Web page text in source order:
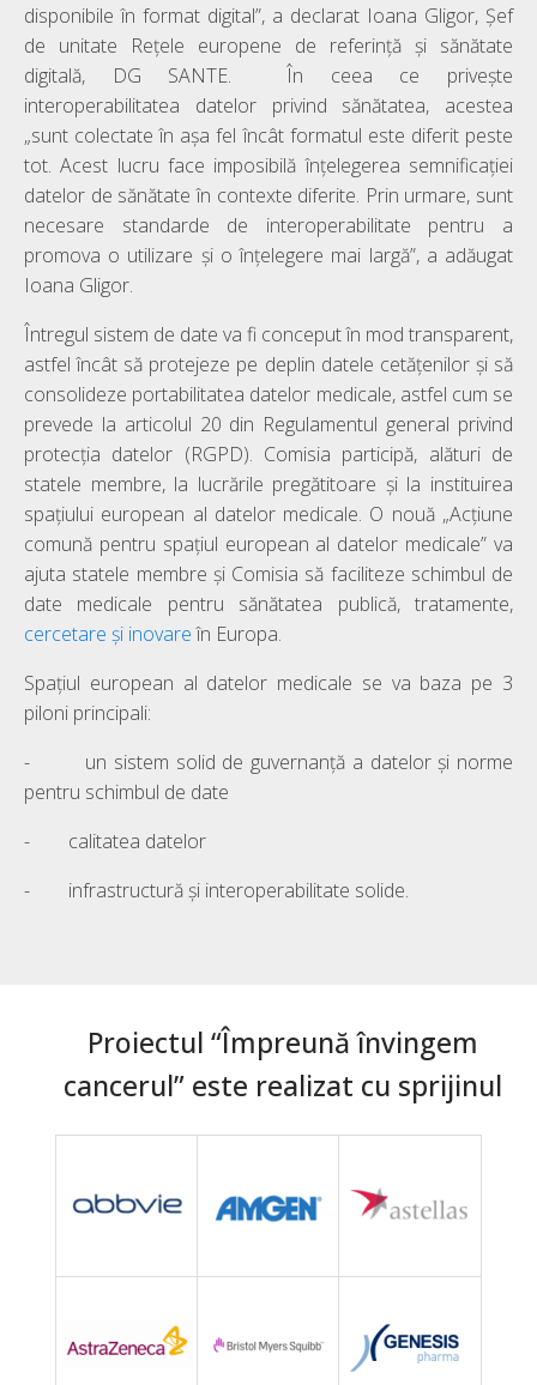
disponibile în format digital”, a declarat Ioana Gligor, Șef
de unitate Rețele europene de referință și sănătate
digitală, DG SANTE. În ceea ce privește
interoperabilitatea datelor privind sănătatea, acestea
„sunt colectate în așa fel încât formatul este diferit peste
tot. Acest lucru face imposibilă înțelegerea semnificației
datelor de sănătate în contexte diferite. Prin urmare, sunt
necesare standarde de interoperabilitate pentru a
promova o utilizare și o înțelegere mai largă”, a adăugat
Ioana Gligor.
Întregul sistem de date va fi conceput în mod transparent,
astfel încât să protejeze pe deplin datele cetățenilor și să
consolideze portabilitatea datelor medicale, astfel cum se
prevede la articolul 20 din Regulamentul general privind
protecția datelor (RGPD). Comisia participă, alături de
statele membre, la lucrările pregătitoare și la instituirea
spațiului european al datelor medicale. O nouă „Acțiune
comună pentru spațiul european al datelor medicale” va
ajuta statele membre și Comisia să faciliteze schimbul de
date medicale pentru sănătatea publică, tratamente,
cercetare și inovareîn Europa.
Spațiul european al datelor medicale se va baza pe 3
piloni principali:
- un sistem solid de guvernanță a datelor și norme
pentru schimbul de date
- calitatea datelor
- infrastructură și interoperabilitate solide.
Proiectul “Împreună învingem
cancerul” este realizat cu sprijinul